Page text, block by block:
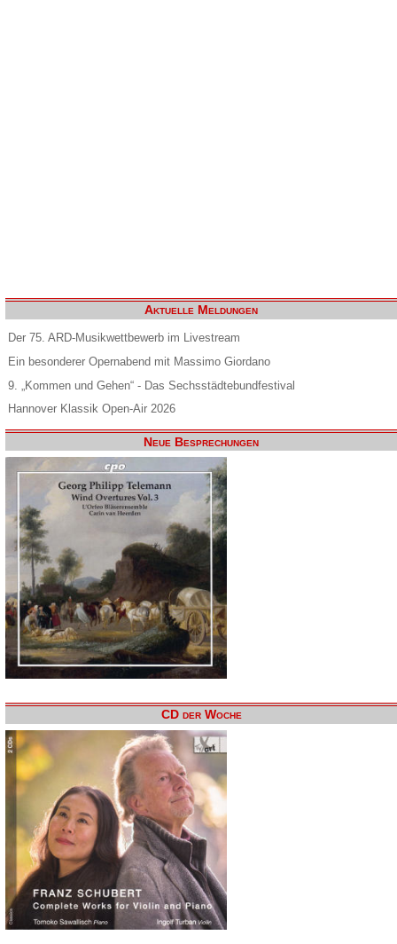
Aktuelle Meldungen
Der 75. ARD-Musikwettbewerb im Livestream
Ein besonderer Opernabend mit Massimo Giordano
9. „Kommen und Gehen“ - Das Sechsstädtebundfestival
Hannover Klassik Open-Air 2026
Neue Besprechungen
CD der Woche